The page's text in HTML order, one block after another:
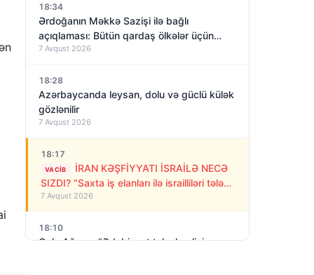
18:34
Ərdoğanın Məkkə Sazişi ilə bağlı
açıqlaması: Bütün qardaş ölkələr üçün
açıqdır
7 Avqust 2026
18:28
Azərbaycanda leysan, dolu və güclü külək
gözlənilir
7 Avqust 2026
18:17
VACIB
İRAN KƏŞFİYYATI İSRAİLƏ NECƏ
SIZDI? “Saxta iş elanları ilə israilliləri tələyə
saldılar”
7 Avqust 2026
18:10
Qulu Ağsəs: “Ədəbiyyat tələskənliyi